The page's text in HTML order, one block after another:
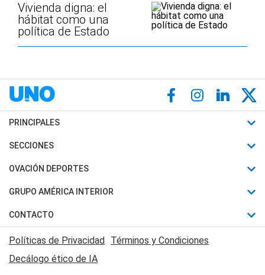
Vivienda digna: el
hábitat como una
política de Estado
PRINCIPALES
Últimas Noticias
Política
Judiciales
Economia
SECCIONES
Horóscopo
Motores
Trucos caseros
Series y Películas
Edictos y Solicitadas
OVACIÓN DEPORTES
Fútbol
Mundial
Automovilismo
Rugby
GRUPO AMÉRICA INTERIOR
Canal 7 en Vivo
CONTACTO
Acerca de Nosotros
Contactanos
Políticas de Privacidad Términos y Condiciones
Decálogo ético de IA